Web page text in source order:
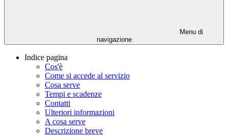
Menu di
navigazione
Indice pagina
Cos'è
Come si accede al servizio
Cosa serve
Tempi e scadenze
Contatti
Ulteriori informazioni
A cosa serve
Descrizione breve